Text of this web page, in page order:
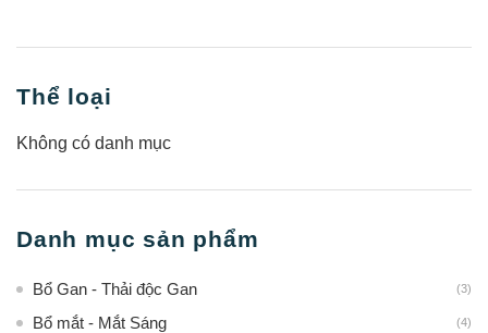
Thể loại
Không có danh mục
Danh mục sản phẩm
Bổ Gan - Thải độc Gan (3)
Bổ mắt - Mắt Sáng (4)